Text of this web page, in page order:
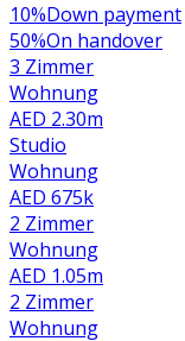
10%Down payment
50%On handover
3 Zimmer
Wohnung
AED 2.30m
Studio
Wohnung
AED 675k
2 Zimmer
Wohnung
AED 1.05m
2 Zimmer
Wohnung